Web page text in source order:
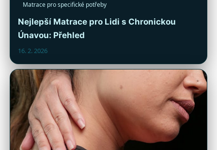
Matrace pro specifické potřeby
Nejlepší Matrace pro Lidi s Chronickou
Únavou: Přehled
16. 2. 2026